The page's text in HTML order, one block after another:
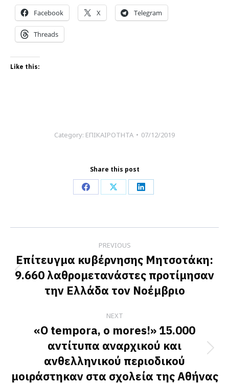
Facebook X Telegram
Threads
Like this:
Category: ΕΠΙΚΑΙΡΟΤΗΤΑ 07/12/2019
Share this post
Share
Facebook
Share
X
Share
LinkedIn
navigation
PREVIOUS
Previous
post:
Επίτευγμα κυβέρνησης Μητσοτάκη:
9.660 λαθρομετανάστες προτίμησαν
την Ελλάδα τον Νοέμβριο
NEXT
Next
post:
«O tempora, o mores!» 15.000
αντίτυπα αναρχικού και
ανθελληνικού περιοδικού
μοιράστηκαν στα σχολεία της Αθήνας